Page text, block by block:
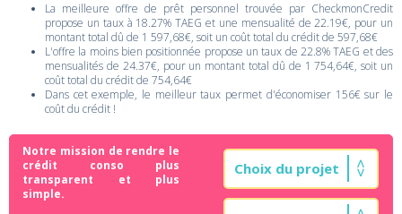
La meilleure offre de prêt personnel trouvée par CheckmonCredit
propose un taux à 18.27% TAEG et une mensualité de 22.19€, pour un
montant total dû de 1 597,68€, soit un coût total du crédit de 597,68€
L'offre la moins bien positionnée propose un taux de 22.8% TAEG et des
mensualités de 24.37€, pour un montant total dû de 1 754,64€, soit un
coût total du crédit de 754,64€
Dans cet exemple, le meilleur taux permet d'économiser 156€ sur le
coût du crédit !
Notre mission de rendre le
crédit conso plus
transparent et plus
simple.